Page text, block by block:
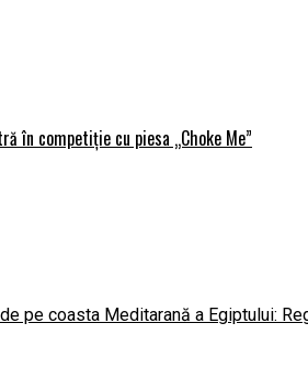
în competiție cu piesa „Choke Me”
pe coasta Meditarană a Egiptului: